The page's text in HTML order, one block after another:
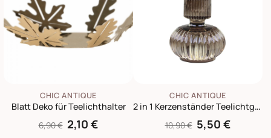
CHIC ANTIQUE
Blatt Deko für Teelichthalter
6,90 € 2,10 €
CHIC ANTIQUE
2 in 1 Kerzenständer Teelichtglas
10,90 € 5,50 €